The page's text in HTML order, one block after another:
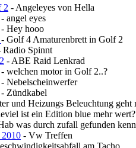
2 - Angeleyes von Hella
angel eyes
Hey hooo
- Golf 4 Amaturenbrett in Golf 2
Radio Spinnt
- ABE Raid Lenkrad
welchen motor in Golf 2..?
Nebelscheinwerfer
- Zündkabel
und Heizungs Beleuchtung geht
ist ein Edition blue mehr wert?
was durch zufall gefunden
- Vw Treffen
am Tacho